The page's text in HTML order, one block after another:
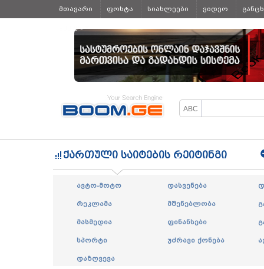
მთავარი ფოსტა სიახლეები ვიდეო
ყველა
ქართული საიტების რეიტინგი
ავტო-მოტო დასვენება
რეკლამა მშენებლობა
მასმედია ფინანსები
სპორტი უძრავი ქონება
დაზღვევა